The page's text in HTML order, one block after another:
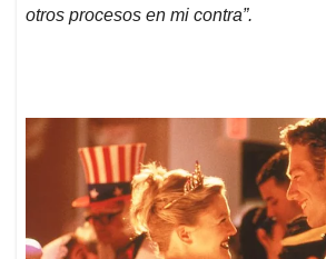
otros procesos en mi contra”.